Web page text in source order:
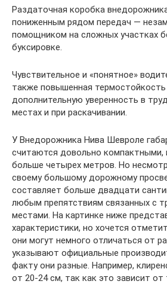
Раздаточная коробка
пониженным рядом передач —
помощником на сложных участках
буксировке.
Чувствительное и «понятное»
также повышенная
дополнительную уверенность в
местах и при раскачивании.
У Внедорожника Нива Шевроле
считаются довольно компактными,
больше четырех метров. Но
своему большому дорожному
составляет больше двадцати
любым препятствиям связанных с
местами. На картинке ниже
характеристики, но хочется
они могут немного отличаться от
указывают официальные
факту они разные. Например,
от 20-24 см, так как это зависит от